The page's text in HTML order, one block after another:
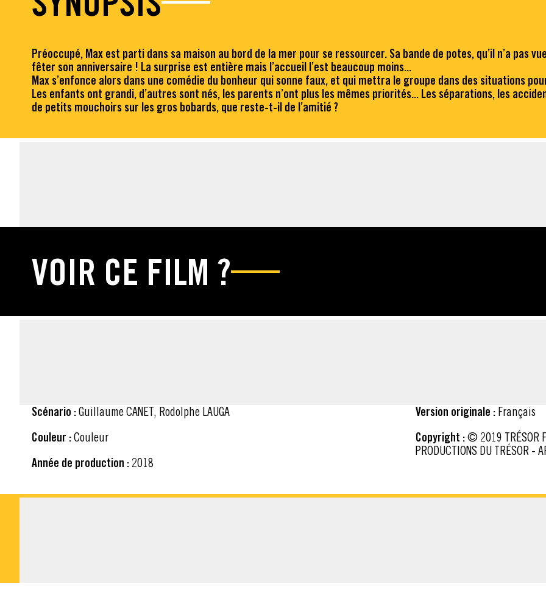
Préoccupé, Max est parti dans sa maison au bord de la mer pour se ressourcer. Sa bande de potes, qu’il n’a pas
fêter son anniversaire ! La surprise est entière mais l’accueil l’est beaucoup moins...
Max s’enfonce alors dans une comédie du bonheur qui sonne faux, et qui mettra le groupe dans des situations
Les enfants ont grandi, d’autres sont nés, les parents n’ont plus les mêmes priorités... Les séparations, les
de petits mouchoirs sur les gros bobards, que reste-t-il de l’amitié ?
VOIR CE FILM ?
Scénario :Guillaume CANET, Rodolphe LAUGA
Couleur :Couleur
Année de production : 2018
Version originale : Français
Copyright :
PRODUCTIONS DU TRÉSOR -